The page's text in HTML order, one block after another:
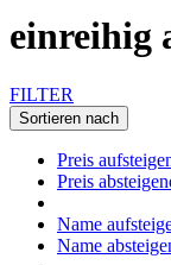
einreihig
FILTER
Sortieren nach
Preis
Preis
Name
Name